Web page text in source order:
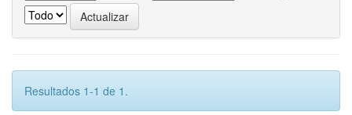
Resultados 1-1 de 1.